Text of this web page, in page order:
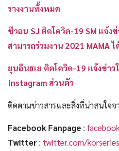
รางงานทั้งหมด
ชีวอน SJ ติดโควิด-19 SM แจ้ง
สามารถร่วมงาน 2021 MAMA ไ
ยุนอึนฮเย ติดโควิด-19 แจ้งข่า
Instagram ส่วนตัว
ติดตามข่าวสารและสิ่งที่น่าสนใจจ
Facebook Fanpage :
Twitter : twitter.com/korseries